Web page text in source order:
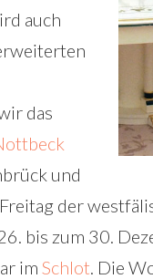
auch
das
und
der
bis zum 30.
im Schlot. Die